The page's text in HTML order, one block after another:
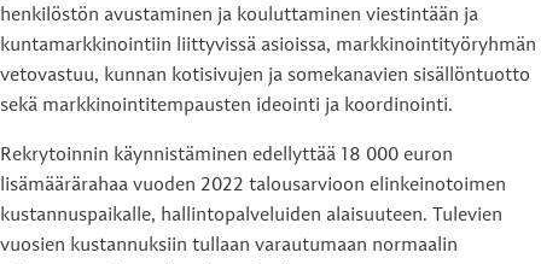
henkilöstön avustaminen ja kouluttaminen viestintään ja
kuntamarkkinointiin liittyvissä asioissa, markkinointityöryhmän
vetovastuu, kunnan kotisivujen ja somekanavien sisällöntuotto
sekä markkinointitempausten ideointi ja koordinointi.
Rekrytoinnin käynnistäminen edellyttää 18 000 euron
lisämäärärahaa vuoden 2022 talousarvioon elinkeinotoimen
kustannuspaikalle, hallintopalveluiden alaisuuteen. Tulevien
vuosien kustannuksiin tullaan varautumaan normaalin